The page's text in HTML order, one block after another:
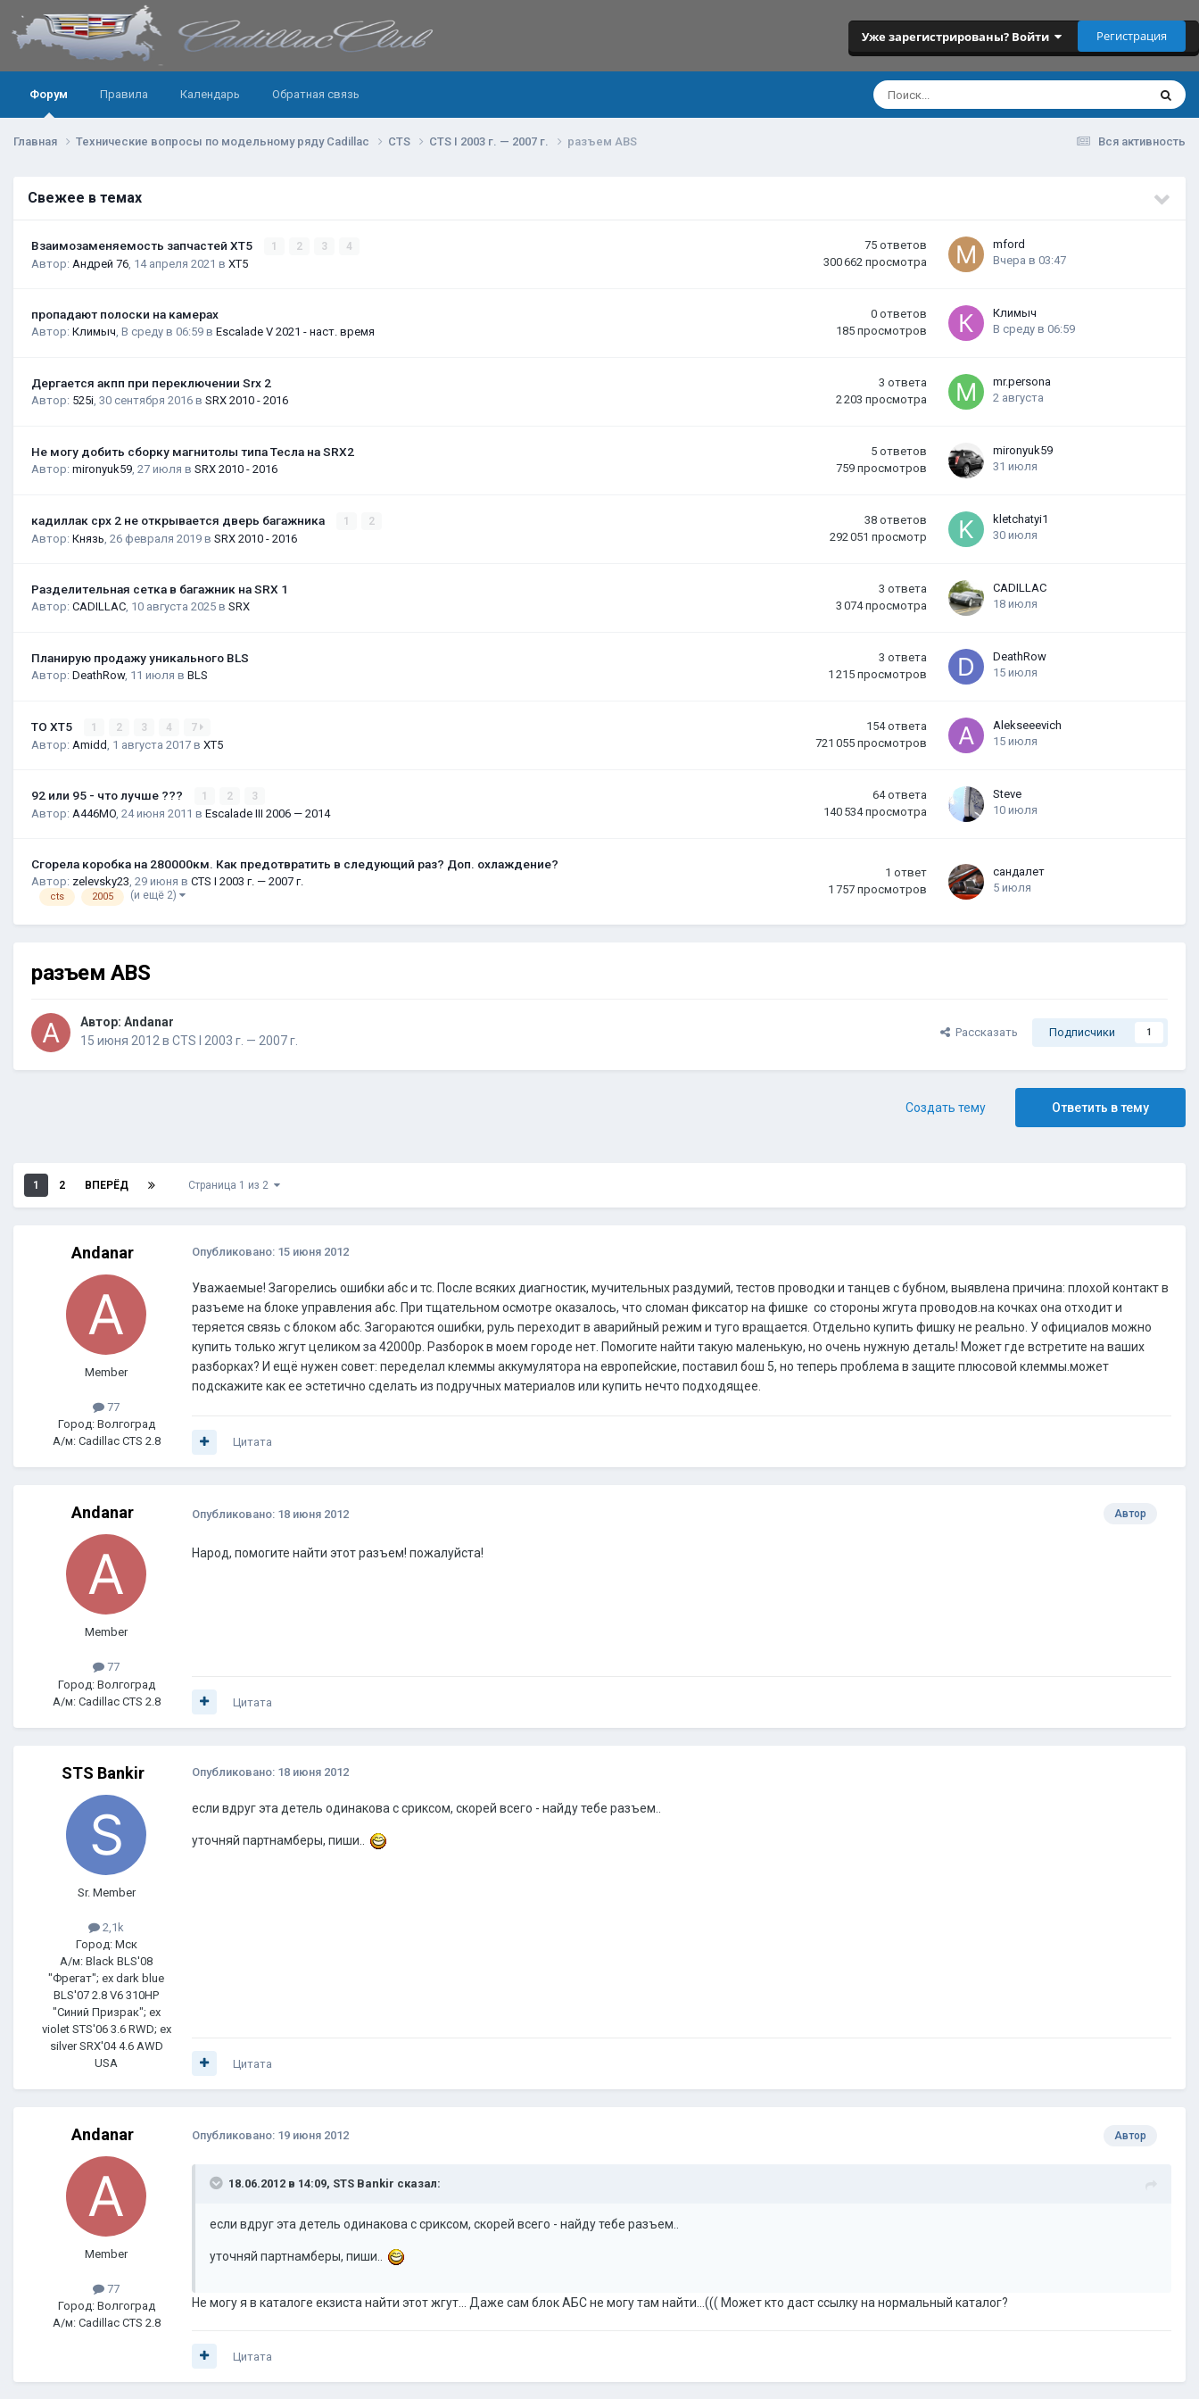
Уже зарегистрированы? Войти Регистрация
Форум Правила Календарь Обратная связь
Вся активность
Главная Технические вопросы по модельному ряду Cadillac CTS CTS I 2003 г. — 2007 г. разъем ABS
Свежее в темах
Взаимозаменяемость запчастей XT5 1 2 3 4
Автор: Андрей 76 14 апреля 2021 в XT5
75 ответов
300 662 просмотра
mford
Вчера в 03:47
пропадают полоски на камерах
Автор: Климыч В среду в 06:59 в Escalade V 2021 - наст. время
0 ответов
185 просмотров
Климыч
В среду в 06:59
Дергается акпп при переключении Srx 2
Автор: 525i 30 сентября 2016 в SRX 2010 - 2016
3 ответа
2 203 просмотра
mr.persona
2 августа
Не могу добить сборку магнитолы типа Тесла на SRX2
Автор: mironyuk59 27 июля в SRX 2010 - 2016
5 ответов
759 просмотров
mironyuk59
31 июля
кадиллак срх 2 не открывается дверь багажника 1 2
Автор: Князь 26 февраля 2019 в SRX 2010 - 2016
38 ответов
292 051 просмотр
kletchatyi1
30 июля
Разделительная сетка в багажник на SRX 1
Автор: CADILLAC 10 августа 2025 в SRX
3 ответа
3 074 просмотра
CADILLAC
18 июля
Планирую продажу уникального BLS
Автор: DeathRow, 11 июля в BLS
3 ответа
1 215 просмотров
DeathRow
15 июля
ТО XT5 1 2 3 4 7
Автор: Amidd 1 августа 2017 в XT5
154 ответа
721 055 просмотров
Alekseeevich
15 июля
92 или 95 - что лучше ??? 1 2 3
Автор: A446MO 24 июня 2011 в Escalade III 2006 — 2014
64 ответа
140 534 просмотра
Steve
10 июля
Сгорела коробка на 280000км. Как предотвратить в следующий раз? Доп. охлаждение?
Автор: zelevsky23 29 июня в CTS I 2003 г. — 2007 г.
cts 2005 (и ещё 2)
1 ответ
1 757 просмотров
сандалет
5 июля
разъем ABS
Автор: Andanar
15 июня 2012 в CTS I 2003 г. — 2007 г.
Рассказать Подписчики 1
Ответить в тему
Создать тему
1 2 ВПЕРЁД Страница 1 из 2
Andanar
Member
77
Город: Волгоград
А/м: Cadillac CTS 2.8
Опубликовано: 15 июня 2012
Уважаемые! Загорелись ошибки абс и тс. После всяких диагностик, мучительных раздумий, тестов проводки и танцев с бубном, выявлена причина: плохой контакт в
разъеме на блоке управления абс. При тщательном осмотре оказалось, что сломан фиксатор на фишке со стороны жгута проводов.на кочках она отходит и
теряется связь с блоком абс. Загораются ошибки, руль переходит в аварийный режим и туго вращается. Отдельно купить фишку не реально. У официалов можно
купить только жгут целиком за 42000р. Разборок в моем городе нет. Помогите найти такую маленькую, но очень нужную деталь! Может где встретите на ваших
разборках? И ещё нужен совет: переделал клеммы аккумулятора на европейские, поставил бош 5, но теперь проблема в защите плюсовой клеммы.может
подскажите как ее эстетично сделать из подручных материалов или купить нечто подходящее.
Цитата
Andanar
Member
77
Город: Волгоград
А/м: Cadillac CTS 2.8
Автор
Опубликовано: 18 июня 2012
Народ, помогите найти этот разъем! пожалуйста!
Цитата
STS Bankir
Sr. Member
2,1k
Город: Мск
А/м: Black BLS'08
"Фрегат"; ex dark blue
BLS'07 2.8 V6 310HP
"Синий Призрак"; ex
violet STS'06 3.6 RWD; ex
silver SRX'04 4.6 AWD
USA
Опубликовано: 18 июня 2012
если вдруг эта детель одинакова с сриксом, скорей всего - найду тебе разъем..
уточняй партнамберы, пиши..
Цитата
Andanar
Member
77
Город: Волгоград
А/м: Cadillac CTS 2.8
Автор
Опубликовано: 19 июня 2012
18.06.2012 в 14:09, STS Bankir сказал:
если вдруг эта детель одинакова с сриксом, скорей всего - найду тебе разъем..
уточняй партнамберы, пиши..
Не могу я в каталоге екзиста найти этот жгут... Даже сам блок АБС не могу там найти...((( Может кто даст ссылку на нормальный каталог?
Цитата